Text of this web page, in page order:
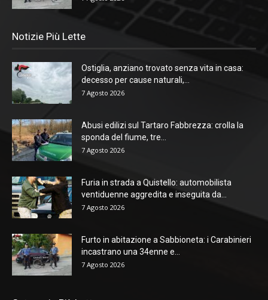
Notizie Più Lette
Ostiglia, anziano trovato senza vita in casa:
decesso per cause naturali,...
7 Agosto 2026
Abusi edilizi sul Tartaro Fabbrezza: crolla la
sponda del fiume, tre...
7 Agosto 2026
Furia in strada a Quistello: automobilista
ventiduenne aggredita e inseguita da...
7 Agosto 2026
Furto in abitazione a Sabbioneta: i Carabinieri
incastrano una 34enne e...
7 Agosto 2026